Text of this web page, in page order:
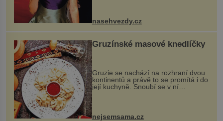
nasehvezdy.cz
Gruzínské masové knedlíčky
Gruzie se nachází na rozhraní dvou
kontinentů a právě to se promítá i do
její kuchyně. Snoubí se v ní
evropské a asijské chutě a díky tomu
pokrmy, které rozhodně st...
nejsemsama.cz